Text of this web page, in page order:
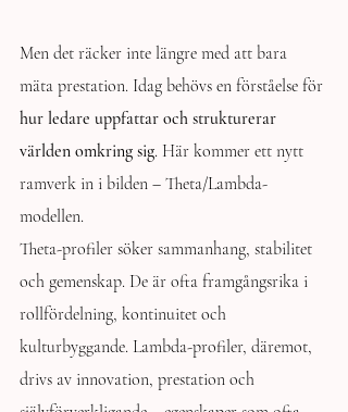
Men det räcker inte längre med att bara
mäta prestation. Idag behövs en förståelse för
hur ledare uppfattar och strukturerar
världen omkring sig. Här kommer ett nytt
ramverk in i bilden – Theta/Lambda-
modellen.
Theta-profiler söker sammanhang, stabilitet
och gemenskap. De är ofta framgångsrika i
rollfördelning, kontinuitet och
kulturbyggande. Lambda-profiler, däremot,
drivs av innovation, prestation och